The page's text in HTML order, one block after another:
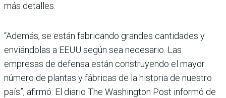
más detalles.
“Además, se están fabricando grandes cantidades y
enviándolas a EEUU según sea necesario. Las
empresas de defensa están construyendo el mayor
número de plantas y fábricas de la historia de nuestro
país”, afirmó. El diario The Washington Post informó de